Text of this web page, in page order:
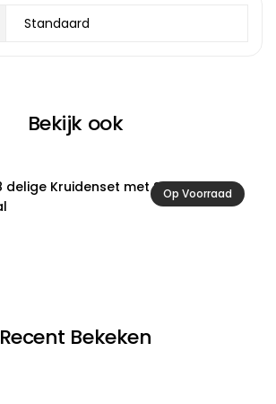
Standaard
Bekijk ook
Op Voorraad
delige Kruidenset met Staander, 2
Recent Bekeken